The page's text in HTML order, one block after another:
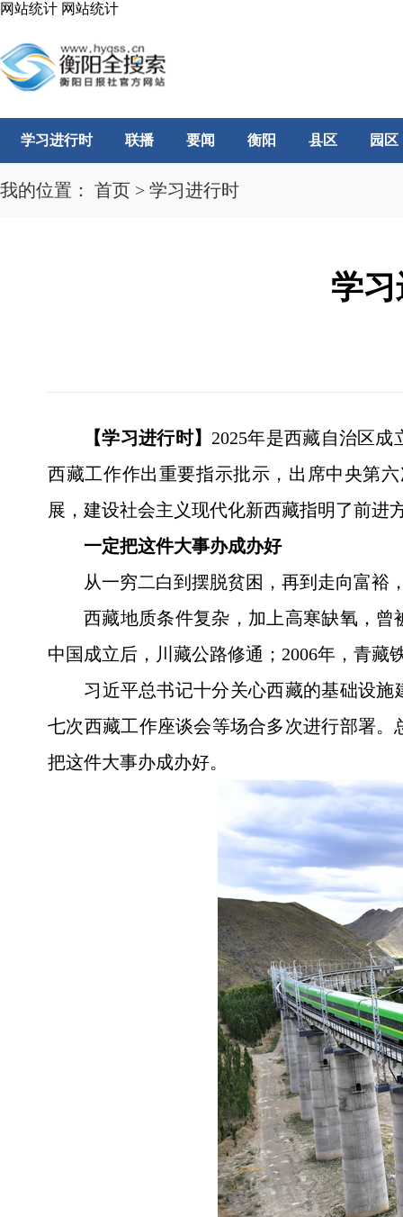
网站统计 网站统计
学习进行时 联播 要闻 衡阳 县区 园区
我的位置： 首页 > 学习进行时
学
【学习进行时】 2025年是西藏自治区
西藏工作作出重要指示批示，出席中央第
展，建设社会主义现代化新西藏指明了前进
一定把这件大事办成办好
从一穷二白到摆脱贫困，再到走向富裕
西藏地质条件复杂，加上高寒缺氧，
中国成立后，川藏公路修通；2006年，青藏
习近平总书记十分关心西藏的基础设
七次西藏工作座谈会等场合多次进行部署
把这件大事办成办好。